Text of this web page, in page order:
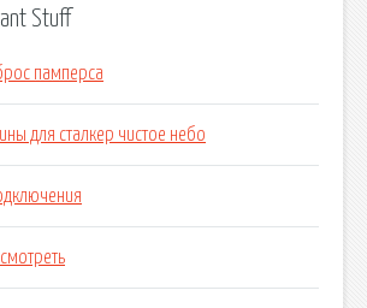
Stuff
памперса
для сталкер чистое небо